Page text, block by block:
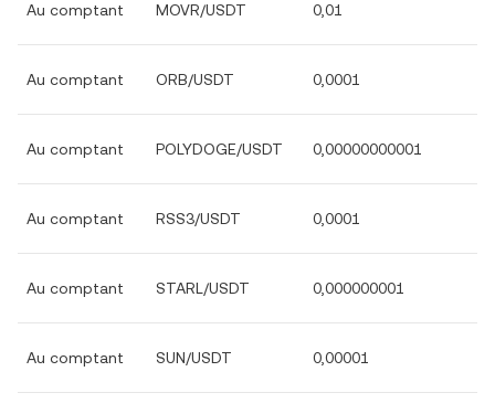
Au comptant MOVR/USDT 0,01
Au comptant ORB/USDT 0,0001
Au comptant POLYDOGE/USDT 0,00000000001
Au comptant RSS3/USDT 0,0001
Au comptant STARL/USDT 0,000000001
Au comptant SUN/USDT 0,00001